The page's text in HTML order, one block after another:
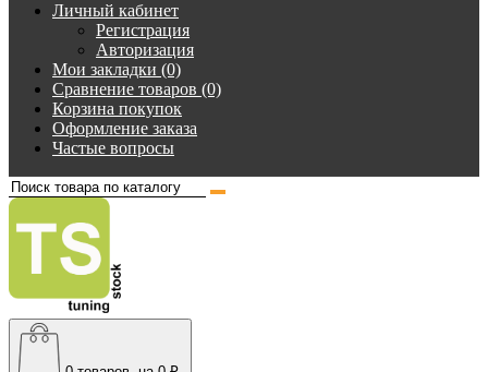
Личный кабинет
Регистрация
Авторизация
Мои закладки (0)
Сравнение товаров (0)
Корзина покупок
Оформление заказа
Частые вопросы